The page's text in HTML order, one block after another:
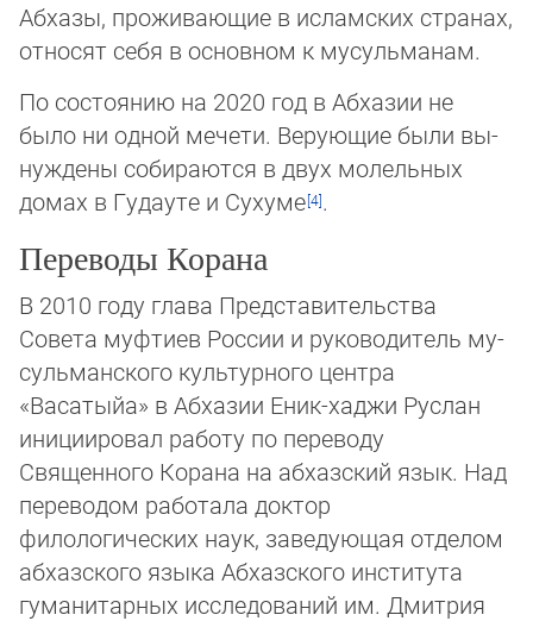
Абхазы, про­жи­ваю­щие в исламских странах,
относят себя в основном к мусульманам.
По состоянию на 2020 год в Абхазии не
было ни одной мечети. Верующие были вы­
нуж­де­ны собираются в двух молельных
домах в Гудауте и Сухуме .
Переводы Корана
В 2010 году глава Представительства
Совета муфтиев России и руководитель му­
суль­ман­ского культурного центра
«Васатыйа» в Абхазии Еник-хаджи Руслан
ини­ци­иро­вал работу по переводу
Священного Корана на абхазский язык. Над
переводом работала доктор
филологических наук, заведующая отделом
абхазского языка Абхазского ин­сти­тута
гуманитарных исследований им. Дмитрия